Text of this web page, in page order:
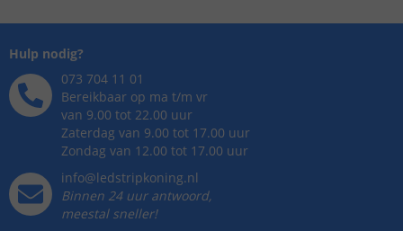
Hulp nodig?
073 704 11 01
Bereikbaar op ma t/m vr
van 9.00 tot 22.00 uur
Zaterdag van 9.00 tot 17.00 uur
Zondag van 12.00 tot 17.00 uur
info@ledstripkoning.nl
Binnen 24 uur antwoord,
meestal sneller!